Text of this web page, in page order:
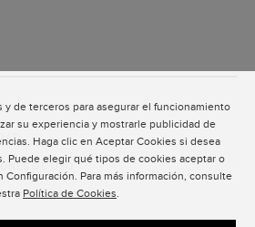
y de terceros para asegurar el funcionamiento
su experiencia y mostrarle publicidad de
Haga clic en Aceptar Cookies si desea
Puede elegir qué tipos de cookies aceptar o
Configuración. Para más información, consulte
Política de Cookies.
DE USO
DE VENTA